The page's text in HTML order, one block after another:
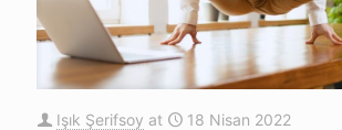
Işık Şerifsoy at 18 Nisan 2022